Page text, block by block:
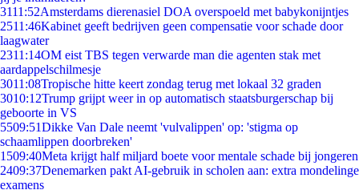
3111:52Amsterdams dierenasiel DOA overspoeld met babykonijntjes
2511:46Kabinet geeft bedrijven geen compensatie voor schade door
laagwater
2311:14OM eist TBS tegen verwarde man die agenten stak met
aardappelschilmesje
3011:08Tropische hitte keert zondag terug met lokaal 32 graden
3010:12Trump grijpt weer in op automatisch staatsburgerschap bij
geboorte in VS
5509:51Dikke Van Dale neemt 'vulvalippen' op: 'stigma op
schaamlippen doorbreken'
1509:40Meta krijgt half miljard boete voor mentale schade bij jongeren
2409:37Denemarken pakt AI-gebruik in scholen aan: extra mondelinge
examens